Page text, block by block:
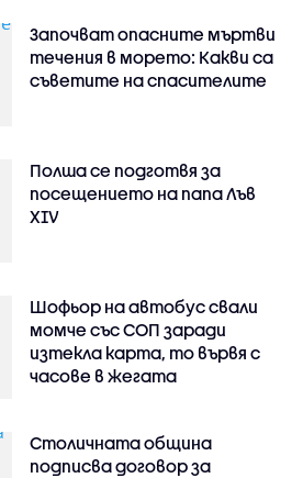
Започват опасните мъртви
течения в морето: Какви са
съветите на спасителите
Полша се подготвя за
посещението на папа Лъв
XIV
Шофьор на автобус свали
момче със СОП заради
изтекла карта, то вървя с
часове в жегата
Столичната община
подписва договор за